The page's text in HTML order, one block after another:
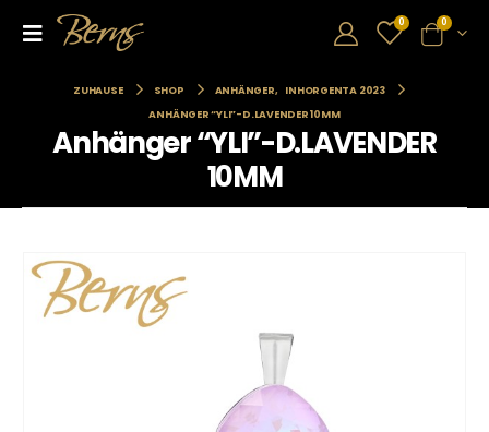
0 0
ZUHAUSE SHOP ANHÄNGER,
INHORGENTA 2023
ANHÄNGER “YLI”-D.LAVENDER 10MM
Anhänger “YLI”-D.LAVENDER
10MM